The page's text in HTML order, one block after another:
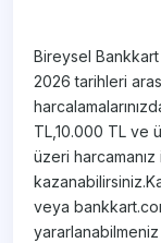
Bireysel Bankkart
2026 tarihleri
TL,10.000 TL ve
üzeri
veya
yararlanabilmeniz